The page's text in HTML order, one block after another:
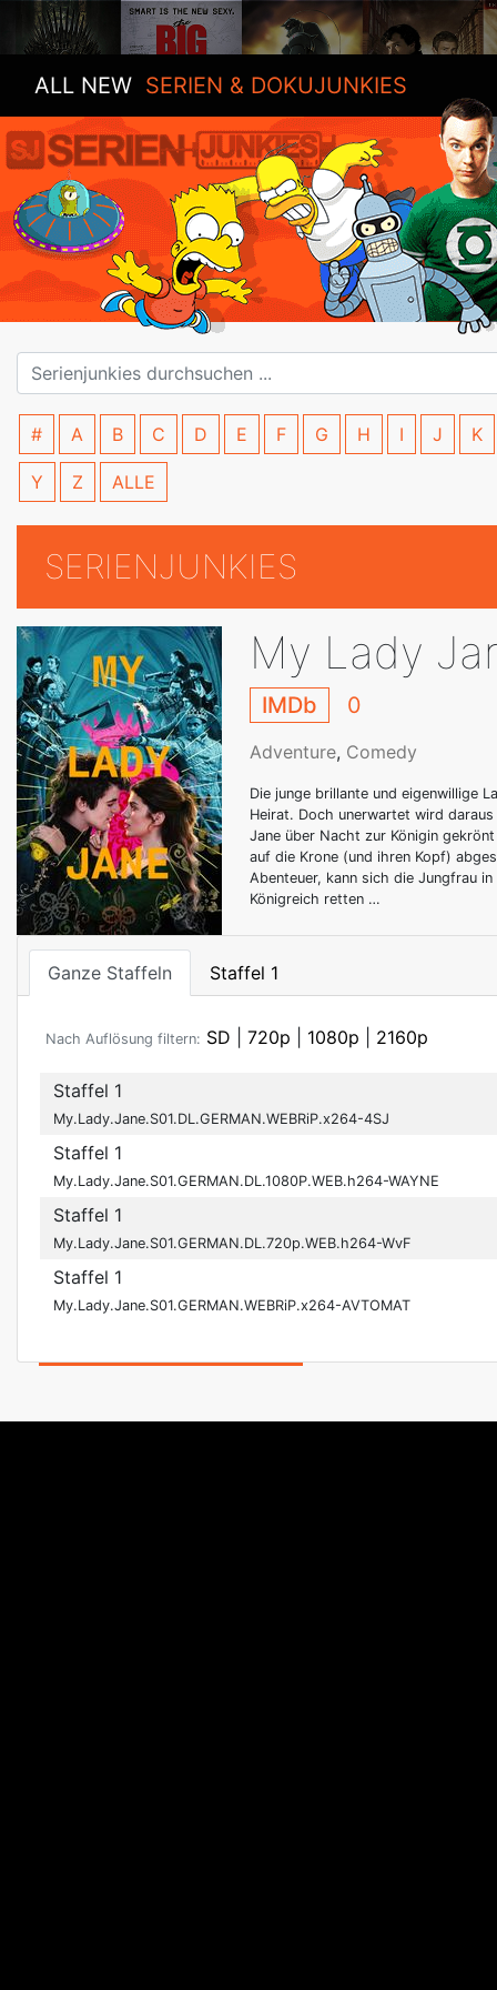
ALL NEW SERIEN & DOKUJUNKIES
# A B C D E F G H I J K
Y Z ALLE
SERIENJUNKIES
My Lady
IMDb 0
Adventure, Comedy
Die junge brillante und eigenwillige
Heirat. Doch unerwartet wird
Jane über Nacht zur Königin
auf die Krone (und ihren Kopf)
Abenteuer, kann sich die Jungfrau
Königreich retten …
Ganze Staffeln Staffel 1
Nach Auflösung filtern: SD 720p 1080p 2160p
Staffel 1
My.Lady.Jane.S01.DL.GERMAN.WEBRiP.x264-4SJ
Staffel 1
My.Lady.Jane.S01.GERMAN.DL.1080P.WEB.h264-WAYNE
Staffel 1
My.Lady.Jane.S01.GERMAN.DL.720p.WEB.h264-WvF
Staffel 1
My.Lady.Jane.S01.GERMAN.WEBRiP.x264-AVTOMAT